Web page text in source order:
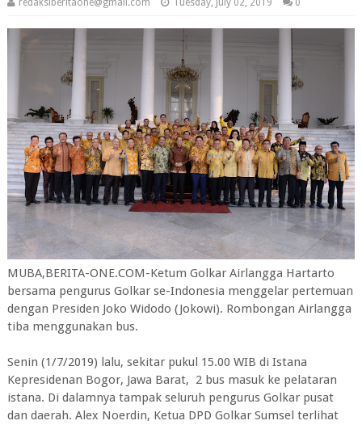
redaksiberitaone@gmail.com Tuesday, July 02, 2019 0
MUBA,BERITA-ONE.COM-Ketum Golkar Airlangga Hartarto
bersama pengurus Golkar se-Indonesia menggelar pertemuan
dengan Presiden Joko Widodo (Jokowi). Rombongan Airlangga
tiba menggunakan bus.
Senin (1/7/2019) lalu, sekitar pukul 15.00 WIB di Istana
Kepresidenan Bogor, Jawa Barat, 2 bus masuk ke pelataran
istana. Di dalamnya tampak seluruh pengurus Golkar pusat
dan daerah. Alex Noerdin, Ketua DPD Golkar Sumsel terlihat